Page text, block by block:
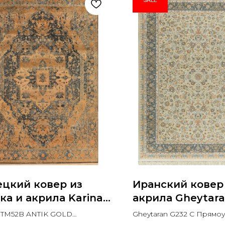
ковер из
и акрила Karina
ANTIK GOLD
ANTIK GOLD
Иранский ковер
акрила
C
Gheytaran G232 C